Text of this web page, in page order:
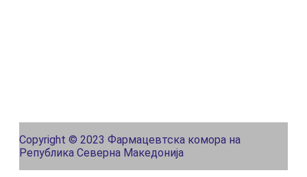
Copyright © 2023 Фармацевтска комора на
Република Северна Македонија